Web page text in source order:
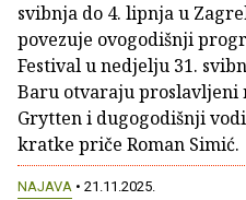
svibnja do 4. lipnja u
povezuje ovogodišnji
Festival u nedjelju 31.
Baru otvaraju proslavljeni
Grytten i dugogodišnji
kratke priče Roman Simić.
NAJAVA • 21.11.2025.